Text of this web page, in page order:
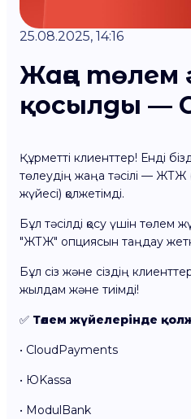
25.08.2025, 14:16
Жаңа төлем
қосылды —
Құрметті клиенттер! Енді
төлеудің жаңа тәсілі —
жүйесі) қолжетімді.
Бұл тәсілді қосу үшін төлем
"ЖТЖ" опциясын таңдау
Бұл сіз және сіздің
жылдам және тиімді!
✅ Төлем жүйелерінде
• CloudPayments
• ЮKassa
• ModulBank